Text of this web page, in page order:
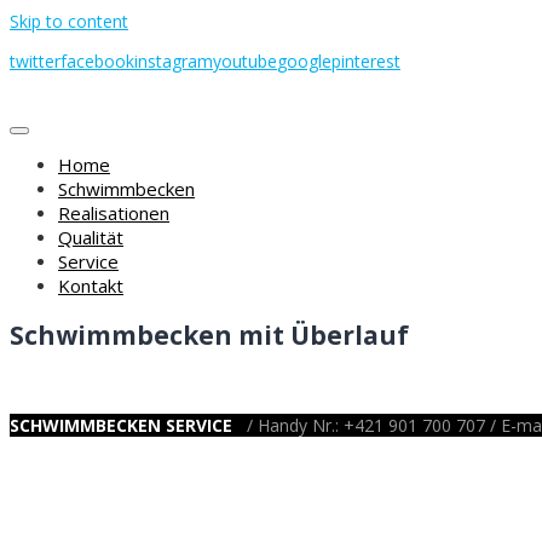
Skip to content
twitterfacebookinstagramyoutubegooglepinterest
Home
Schwimmbecken
Realisationen
Qualität
Service
Kontakt
Schwimmbecken mit Überlauf
SCHWIMMBECKEN SERVICE / Handy Nr.: +421 901 700 707 / E-